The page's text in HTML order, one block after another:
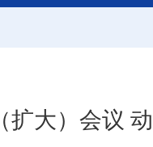
扩大）会议